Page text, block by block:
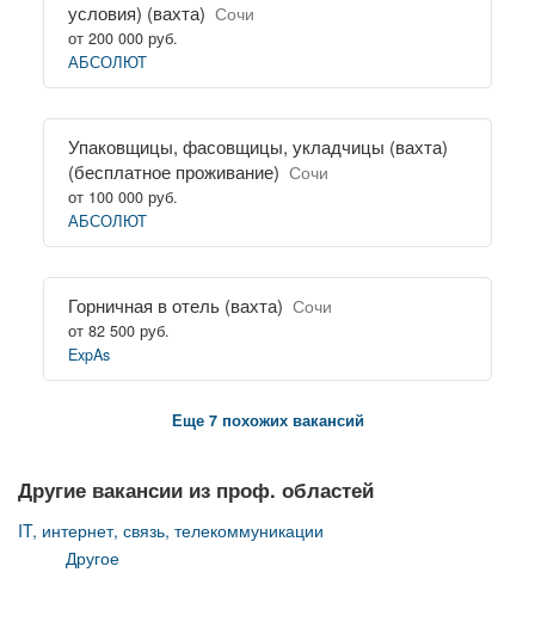
условия) (вахта) Сочи
от 200 000 руб.
АБСОЛЮТ
Упаковщицы, фасовщицы, укладчицы (вахта)
(бесплатное проживание) Сочи
от 100 000 руб.
АБСОЛЮТ
Горничная в отель (вахта) Сочи
от 82 500 руб.
ExpAs
Еще 7 похожих вакансий
Другие вакансии из проф. областей
IT, интернет, связь, телекоммуникации
Другое